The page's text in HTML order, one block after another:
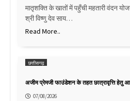
मातृशक्ति के खातों में पहुँची महतारी वंदन
श्री विष्णु देव साय…
Read More..
छत्तीसगढ़
अजीम प्रेमजी फाउंडेशन के तहत छात्रावृत्ति
07/08/2026